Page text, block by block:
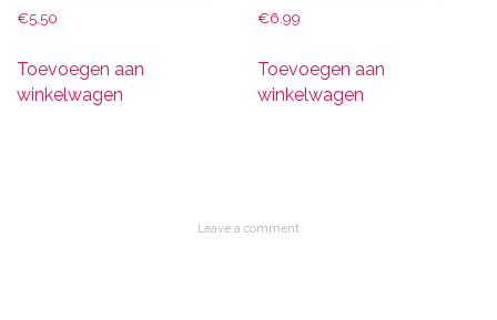
€5.50
Toevoegen aan
winkelwagen
€6.99
Toevoegen aan
winkelwagen
Leave a comment